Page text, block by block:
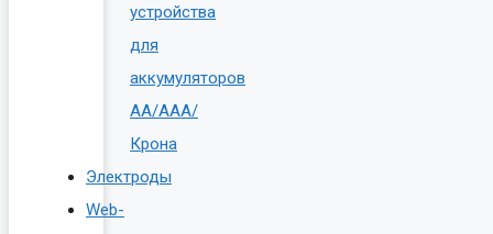
устройства
для
аккумуляторов
AA/AAA/
Крона
Электроды
Web-